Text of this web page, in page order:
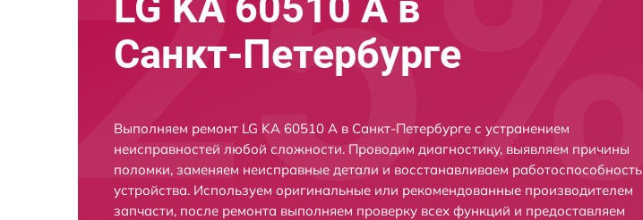
Санкт-Петербурге
Выполняем ремонт LG KA 60510 A в Санкт-Петербурге с устранением
неисправностей любой сложности. Проводим диагностику, выявляем причины
поломки, заменяем неисправные детали и восстанавливаем работоспособность
устройства. Используем оригинальные или рекомендованные производителем
запчасти, после ремонта выполняем проверку всех функций и предоставляем